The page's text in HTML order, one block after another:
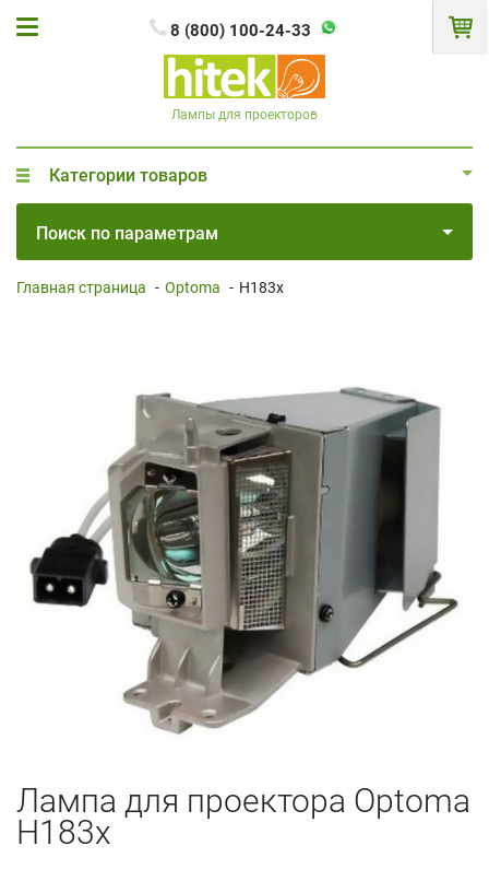
8 (800) 100-24-33
Лампы для проекторов
Категории товаров
Поиск по параметрам
Главная страница - Optoma - H183x
Лампа для проектора Optoma
H183x